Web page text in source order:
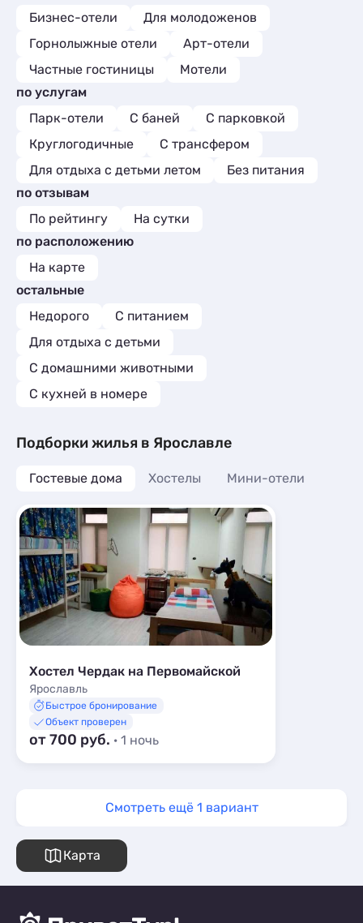
Бизнес-отели
Для молодоженов
Горнолыжные отели
Арт-отели
Частные гостиницы
Мотели
по услугам
Парк-отели
С баней
С парковкой
Круглогодичные
С трансфером
Для отдыха с детьми летом
Без питания
по отзывам
По рейтингу
На сутки
по расположению
На карте
остальные
Недорого
С питанием
Для отдыха с детьми
С домашними животными
C кухней в номере
Подборки жилья в Ярославле
Гостевые дома Хостелы Мини-отели
Хостел Чердак на Первомайской
Ярославль
Быстрое бронирование
Объект проверен
от 700 руб. · 1 ночь
Смотреть ещё 1 вариант
Карта